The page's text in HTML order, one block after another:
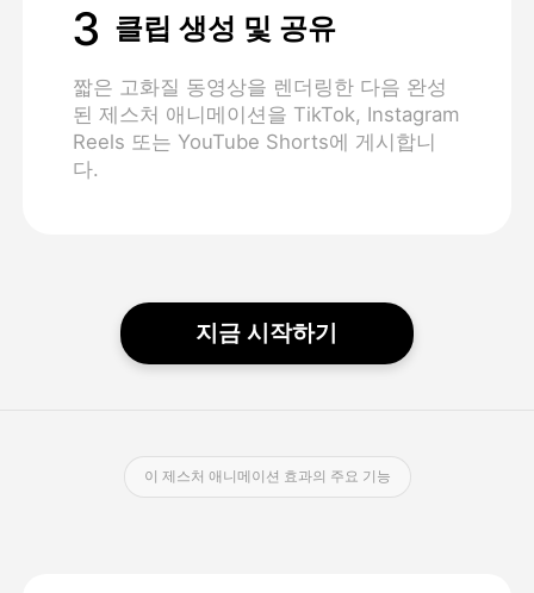
3 클립 생성 및 공유
짧은 고화질 동영상을 렌더링한 다음 완성
된 제스처 애니메이션을 TikTok, Instagram
Reels 또는 YouTube Shorts에 게시합니
다.
지금 시작하기
이 제스처 애니메이션 효과의 주요 기능